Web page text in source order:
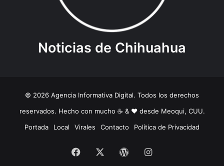
Noticias de Chihuahua
© 2026 Agencia Informativa Digital. Todos los derechos
reservados. Hecho con mucho ☕️ & ❤️ desde Meoqui, CUU.
Portada
Local Virales Contacto Política de Privacidad
Facebook WordPressInstagram